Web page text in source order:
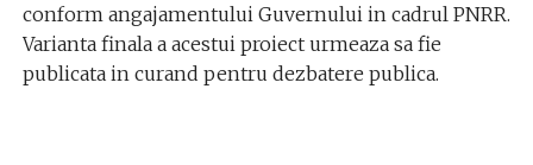
conform angajamentului Guvernului in cadrul PNRR.
Varianta finala a acestui proiect urmeaza sa fie
publicata in curand pentru dezbatere publica.